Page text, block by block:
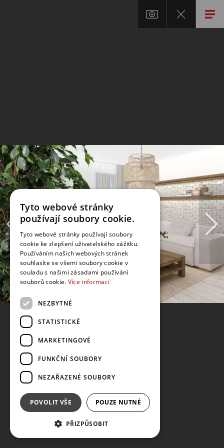
Tyto webové stránky
používají soubory cookie.
Tyto webové stránky používají soubory
cookie ke zlepšení uživatelského zážitku.
Používáním našich webových stránek
souhlasíte se všemi soubory cookie v
souladu s našimi zásadami používání
souborů cookie. Více informací
NEZBYTNÉ
STATISTICKÉ
MARKETINGOVÉ
FUNKČNÍ SOUBORY
NEZAŘAZENÉ SOUBORY
POVOLIT VŠE POUZE NUTNÉ
PŘIZPŮSOBIT